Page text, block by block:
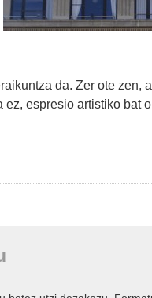
da. Zer ote zen,
espresio artistiko bat